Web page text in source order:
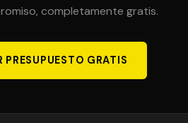
completamente gratis.
PRESUPUESTO GRATIS